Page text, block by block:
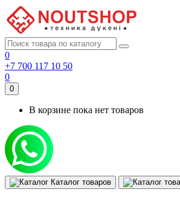
0
+7 700 117 10 50
0
0
В корзине пока нет товаров
Каталог товаров